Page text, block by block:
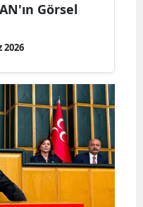
Görsel
2026